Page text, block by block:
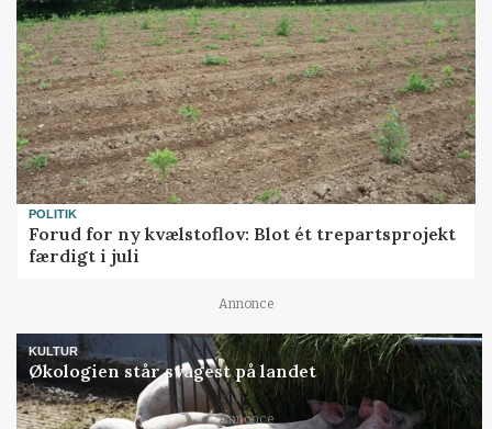
POLITIK
Forud for ny kvælstoflov: Blot ét trepartsprojekt
færdigt i juli
Annonce
KULTUR
Økologien står svagest på landet
Annonce